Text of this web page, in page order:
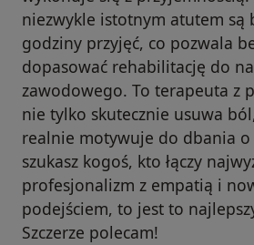
niezwykle istotnym atutem są
godziny przyjęć, co pozwala
dopasować rehabilitację do
zawodowego. To terapeuta z
nie tylko skutecznie usuwa
realnie motywuje do dbania o
szukasz kogoś, kto łączy
profesjonalizm z empatią i
podejściem, to jest to
Szczerze polecam!